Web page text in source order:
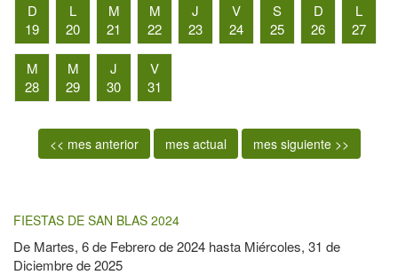
D
19
L
20
M
21
M
22
J
23
V
24
S
25
D
26
L
27
M
28
M
29
J
30
V
31
<< mes anterior mes actual mes siguiente >>
FIESTAS DE SAN BLAS 2024
De Martes, 6 de Febrero de 2024 hasta Miércoles, 31 de
Diciembre de 2025